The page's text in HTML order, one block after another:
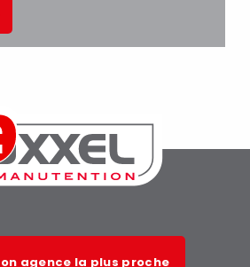
agence la plus proche